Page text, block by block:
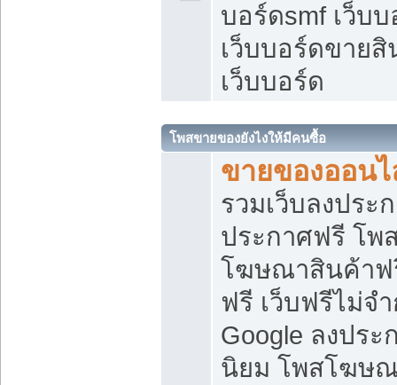
บอร์ดsmf เว็บ
เว็บบอร์ดขาย
เว็บบอร์ด
โพสขายของยังไงให้มีคนซื้อ
ขายของออน
รวมเว็บลงประ
ประกาศฟรี โพ
โฆษณาสินค้าฟ
ฟรี เว็บฟรีไม่จ
Google ลงปร
นิยม โพสโฆษ